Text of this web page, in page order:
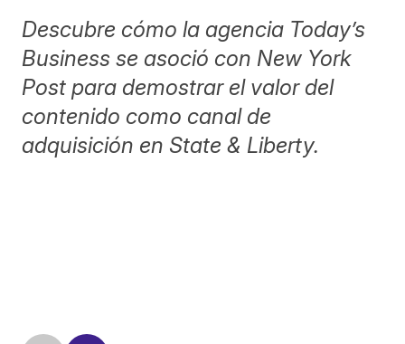
Descubre cómo la agencia Today’s
Business se asoció con New York
Post para demostrar el valor del
contenido como canal de
adquisición en State & Liberty.